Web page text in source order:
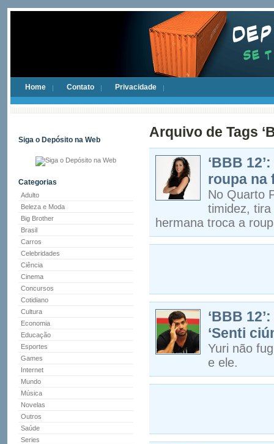
Home Contato Privacidade
Siga o Depósito na Web
Categorias
Adulto
Beleza e Moda
Big Brother
Brasil
Carros
Celebridades
Ciência
Cinema
Concursos
Cotidiano
Cultura
Economia
Educação
Esportes
Games
Internet
Mundo
Música
Novelas
Outros
Saúde
Series
Arquivo de Tags
‘BBB
roupa na
No Quarto
timidez,
hermana troca a
‘BBB
‘Senti
Yuri não
e ele.